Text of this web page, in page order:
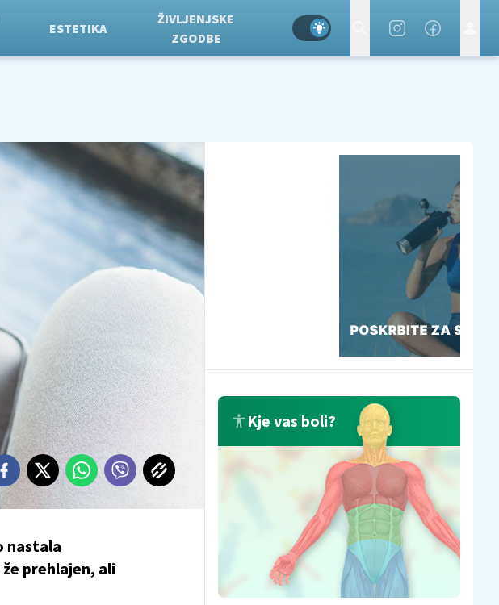
ESTETIKA
ŽIVLJENJSKE
ZGODBE
nastala
prehlajen, ali
Kje vas boli?